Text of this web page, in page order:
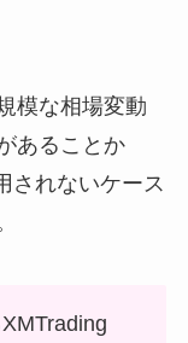
模な相場変動
あることか
されないケース